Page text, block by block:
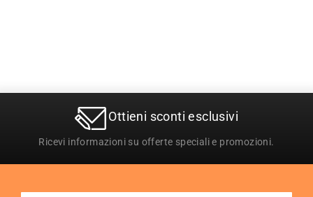
Ottieni sconti esclusivi
Ricevi informazioni su offerte speciali e promozioni.